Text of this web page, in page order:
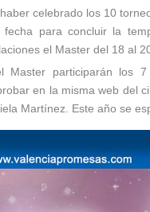
celebrado los 10
fecha para concluir la
el Master del 18 al
Master participarán los
en la misma web del
Martínez. Este año se